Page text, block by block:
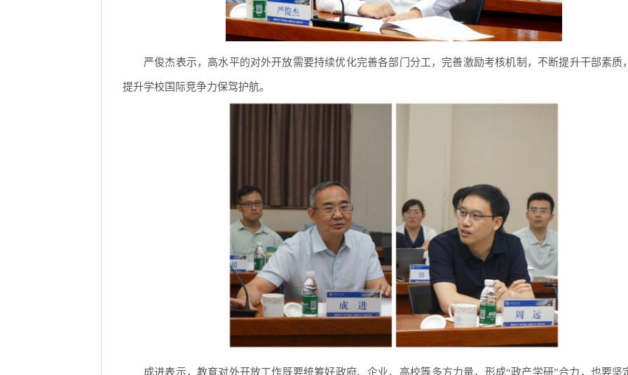
严俊杰表示，高水平的对外开放需要持续优化完善各部门分工，完善激励考核机制，不断提升干部素质
提升学校国际竞争力保驾护航。
成进表示，教育对外开放工作既要统筹好政府、企业、高校等多方力量，形成“政产学研”合力，也要坚